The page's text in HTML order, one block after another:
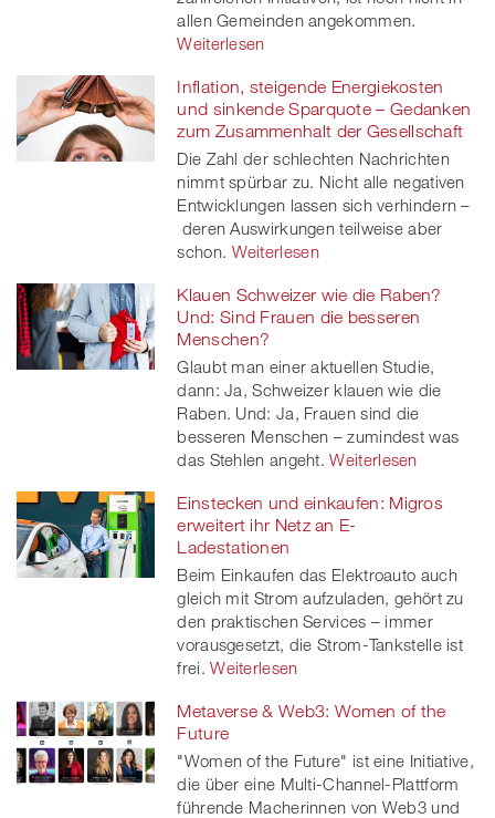
allen Gemeinden angekommen.
Weiterlesen
Inflation, steigende Energiekosten
und sinkende Sparquote – Gedanken
zum Zusammenhalt der Gesellschaft
Die Zahl der schlechten Nachrichten
nimmt spürbar zu. Nicht alle negativen
Entwicklungen lassen sich verhindern –
deren Auswirkungen teilweise aber
schon. Weiterlesen
Klauen Schweizer wie die Raben?
Und: Sind Frauen die besseren
Menschen?
Glaubt man einer aktuellen Studie,
dann: Ja, Schweizer klauen wie die
Raben. Und: Ja, Frauen sind die
besseren Menschen – zumindest was
das Stehlen angeht. Weiterlesen
Einstecken und einkaufen: Migros
erweitert ihr Netz an E-
Ladestationen
Beim Einkaufen das Elektroauto auch
gleich mit Strom aufzuladen, gehört zu
den praktischen Services – immer
vorausgesetzt, die Strom-Tankstelle ist
frei. Weiterlesen
Metaverse & Web3: Women of the
Future
"Women of the Future" ist eine Initiative,
die über eine Multi-Channel-Plattform
führende Macherinnen von Web3 und